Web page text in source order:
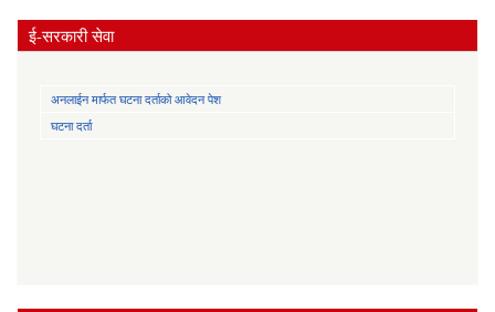
ई-सरकारी सेवा
अनलाईन मार्फत घटना दर्ताको आवेदन पेश
घटना दर्ता